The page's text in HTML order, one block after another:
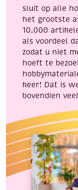
sluit op alle
het grootste
10.000
als voordeel
zodat u niet
hoeft te
keer! Dat is
bovendien